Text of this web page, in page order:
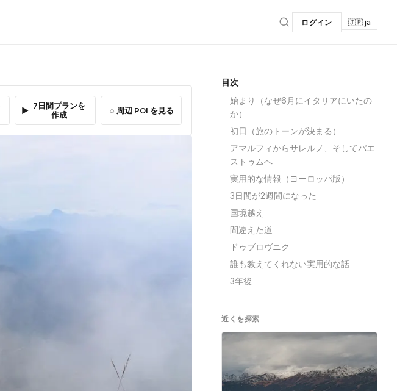
ログイン 🇯🇵 ja
7日間プランを
作成
周辺 POI を見る
目次
始まり（なぜ6月にイタリアにいたの
か）
初日（旅のトーンが決まる）
アマルフィからサレルノ、そしてパエ
ストゥムへ
実用的な情報（ヨーロッパ版）
3日間が2週間になった
国境越え
間違えた道
ドゥブロヴニク
誰も教えてくれない実用的な話
3年後
近くを探索